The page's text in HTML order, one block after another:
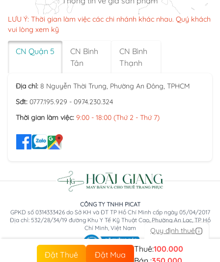
Quy định thuê
Đặt Thuê Đặt Mua
Thuê:100.000
LƯU Ý: Thời gian làm việc các chi nhánh khác nhau. Quý khách
vui lòng xem kỹ
CN Quận 5
CN Bình
Tân
CN Bình
Thạnh
Địa chỉ: 8 Nguyễn Thời Trung, Phường An Đông, TPHCM
Sđt: 0777.195.929 - 0974.230.324
Thời gian làm việc: 9:00 - 18:00 (Thứ 2 - Thứ 7)
CÔNG TY TNHH PICAT
GPKD số 0314333426 do Sở KH và ĐT TP Hồ Chí Minh cấp ngày 05/04/2017
Địa chỉ: 532/28/34/19 đường Khu Y Tế Kỹ Thuật Cao, Phường An Lạc, TP Hồ
Chí Minh, Việt Nam